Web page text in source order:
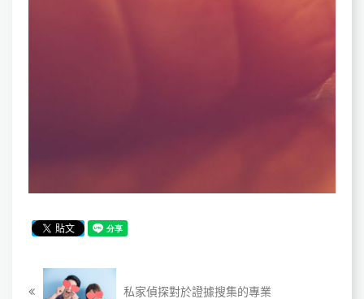
私家偵探對於證據搜集的專業